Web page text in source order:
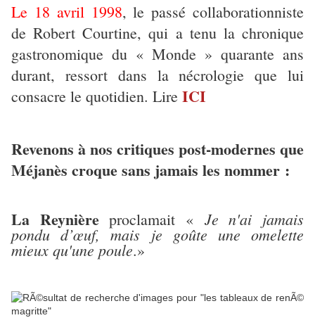
Le 18 avril 1998, le passé collaborationniste
de Robert Courtine, qui a tenu la chronique
gastronomique du « Monde » quarante ans
durant, ressort dans la nécrologie que lui
consacre le quotidien. Lire ICI
Revenons à nos critiques post-modernes que
Méjanès croque sans jamais les nommer :
La Reynièreproclamait « Je n'ai jamais
pondu d’œuf, mais je goûte une omelette
mieux qu'une poule.»